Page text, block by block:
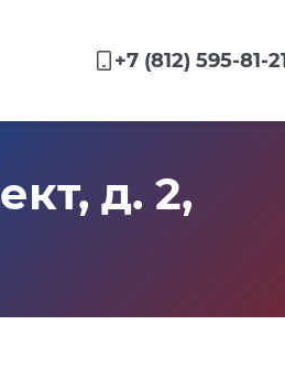
+7 (812) 595-81-
д. 2,